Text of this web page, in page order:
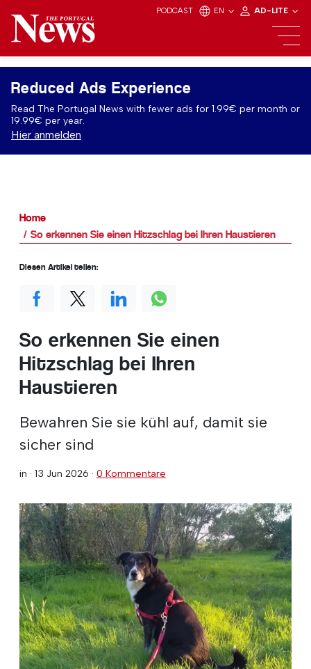
PODCAST EN AD-LITE
Reduced Ads Experience
Read The Portugal News with fewer ads for 1.99€ per month or
19.99€ per year.
Hier anmelden
Home
So erkennen Sie einen Hitzschlag bei Ihren Haustieren
So erkennen Sie einen
Hitzschlag bei Ihren
Haustieren
Bewahren Sie sie kühl auf, damit sie
sicher sind
in · 13 Jun 2026 · 0 Kommentare
Diesen Artikel teilen: